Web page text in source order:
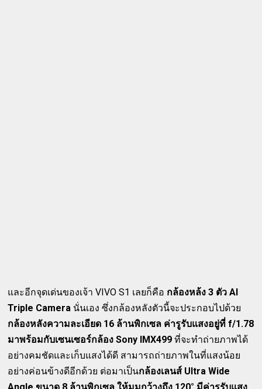
และอีกจุดเด่นของเจ้า VIVO S1 เลยก็คือ กล้องหล้ง 3 ตัว AI
Triple Camera นั่นเอง ซึ่งกล้องหลังตัวนี้จะประกอบไปด้วย
กล้องหลังความละเอียด 16 ล้านพิกเซล ค่ารูรับแสงอยู่ที่ f/1.78
มาพร้อมกับเซนเซอร์กล้อง Sony IMX499ที่จะทำถ่ายภาพได้
อย่างคมชัดและเก็บแสงได้ดี สามารถถ่ายภาพในที่แสงน้อย
อย่างค่อนข้างดีอีกด้วย ต่อมาเป็นกล้องเลนส์ Ultra Wide